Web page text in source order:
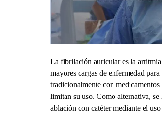
La fibrilación auricular es la arritmia
mayores cargas de enfermedad
tradicionalmente con
limitan su uso. Como alternativa, se
ablación con catéter mediante el